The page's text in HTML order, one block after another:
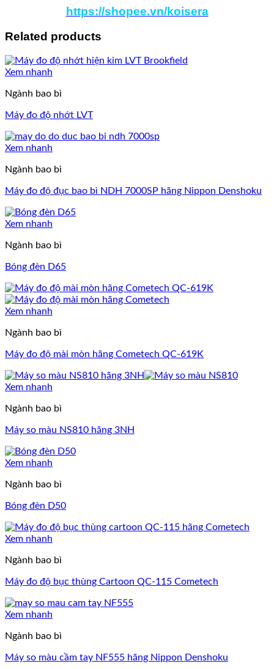
https://shopee.vn/koisera
Related products
Xem nhanh
Ngành bao bì
Máy đo độ nhớt LVT
Xem nhanh
Ngành bao bì
Máy đo độ đục bao bì NDH 7000SP hãng Nippon Denshoku
Xem nhanh
Ngành bao bì
Bóng đèn D65
Xem nhanh
Ngành bao bì
Máy đo độ mài mòn hãng Cometech QC-619K
Xem nhanh
Ngành bao bì
Máy so màu NS810 hãng 3NH
Xem nhanh
Ngành bao bì
Bóng đèn D50
Xem nhanh
Ngành bao bì
Máy đo độ bục thùng Cartoon QC-115 Cometech
Xem nhanh
Ngành bao bì
Máy so màu cầm tay NF555 hãng Nippon Denshoku